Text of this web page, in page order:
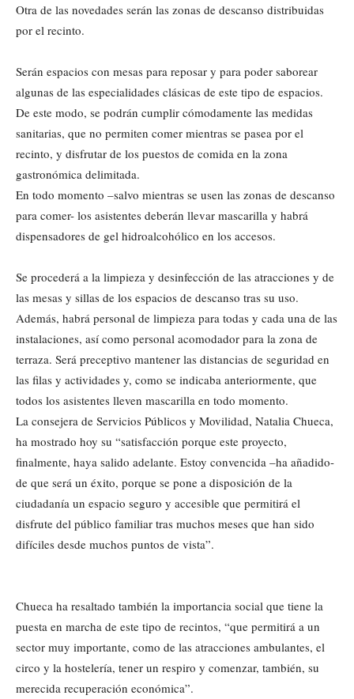
Otra de las novedades serán las zonas de descanso distribuidas
por el recinto.
Serán espacios con mesas para reposar y para poder saborear
algunas de las especialidades clásicas de este tipo de espacios.
De este modo, se podrán cumplir cómodamente las medidas
sanitarias, que no permiten comer mientras se pasea por el
recinto, y disfrutar de los puestos de comida en la zona
gastronómica delimitada.
En todo momento –salvo mientras se usen las zonas de descanso
para comer- los asistentes deberán llevar mascarilla y habrá
dispensadores de gel hidroalcohólico en los accesos.
Se procederá a la limpieza y desinfección de las atracciones y de
las mesas y sillas de los espacios de descanso tras su uso.
Además, habrá personal de limpieza para todas y cada una de las
instalaciones, así como personal acomodador para la zona de
terraza. Será preceptivo mantener las distancias de seguridad en
las filas y actividades y, como se indicaba anteriormente, que
todos los asistentes lleven mascarilla en todo momento.
La consejera de Servicios Públicos y Movilidad, Natalia Chueca,
ha mostrado hoy su “satisfacción porque este proyecto,
finalmente, haya salido adelante. Estoy convencida –ha añadido-
de que será un éxito, porque se pone a disposición de la
ciudadanía un espacio seguro y accesible que permitirá el
disfrute del público familiar tras muchos meses que han sido
difíciles desde muchos puntos de vista”.
Chueca ha resaltado también la importancia social que tiene la
puesta en marcha de este tipo de recintos, “que permitirá a un
sector muy importante, como de las atracciones ambulantes, el
circo y la hostelería, tener un respiro y comenzar, también, su
merecida recuperación económica”.